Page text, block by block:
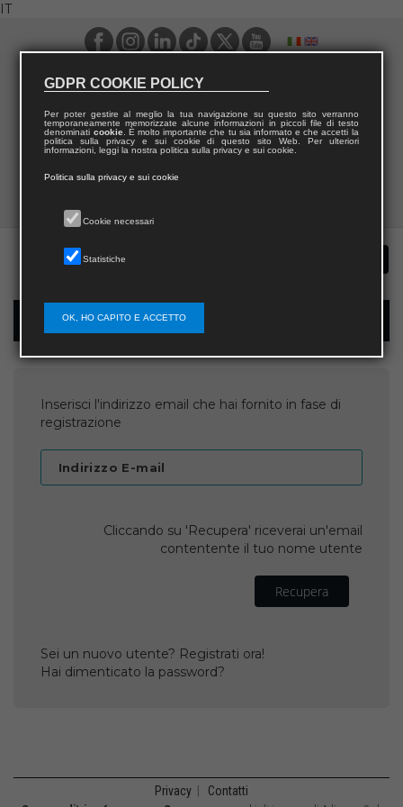
IT
Recupera username
Inserisci l'indirizzo email che hai fornito in fase di
registrazione
Indirizzo E-mail
Cliccando su 'Recupera' riceverai un'email
contentente il tuo nome utente
Recupera
Sei un nuovo utente? Registrati ora!
Hai dimenticato la password?
Privacy Contatti
GDPR COOKIE POLICY
Per poter gestire al meglio la tua navigazione su questo sito verranno
temporaneamente memorizzate alcune informazioni in piccoli file di testo
denominati cookie. È molto importante che tu sia informato e che accetti la
politica sulla privacy e sui cookie di questo sito Web. Per ulteriori
informazioni, leggi la nostra politica sulla privacy e sui cookie.
Politica sulla privacy e sui cookie
Cookie necessari
Statistiche
OK, HO CAPITO E ACCETTO